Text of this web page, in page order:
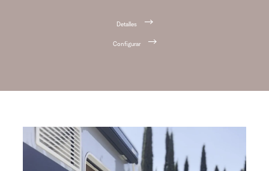
Detalles
Configurar